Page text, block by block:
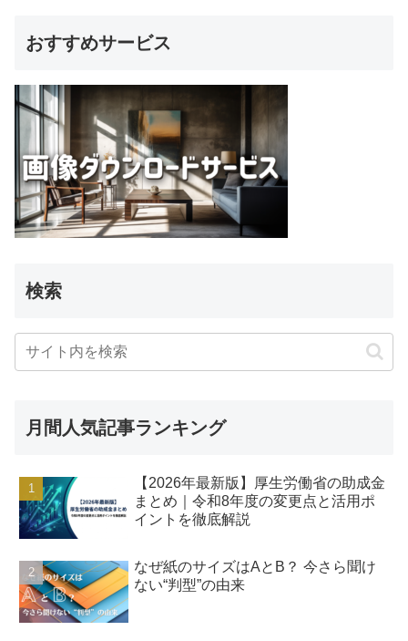
おすすめサービス
検索
月間人気記事ランキング
【2026年最新版】厚生労働省の助成金
まとめ｜令和8年度の変更点と活用ポ
イントを徹底解説
なぜ紙のサイズはAとB？ 今さら聞け
ない“判型”の由来